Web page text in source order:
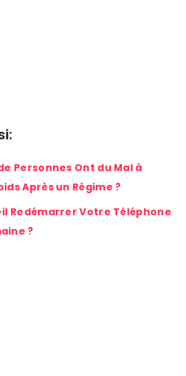
Personnes Ont du Mal à
Après un Régime ?
Redémarrer Votre Téléphone
?